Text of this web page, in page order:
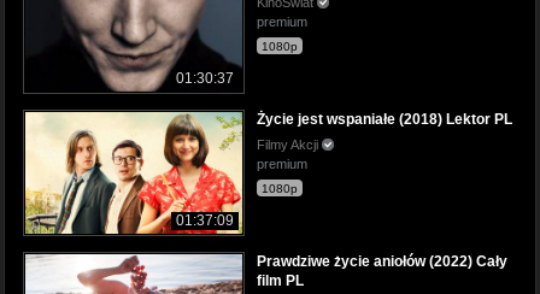
01:30:37
premium
1080p
01:37:09
Życie jest wspaniałe (2018) Lektor PL
Filmy Akcji
premium
1080p
Prawdziwe życie aniołów (2022) Cały
film PL